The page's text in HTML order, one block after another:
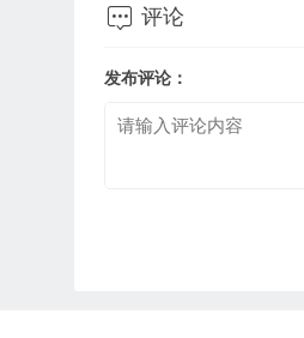
 评论
发布评论：